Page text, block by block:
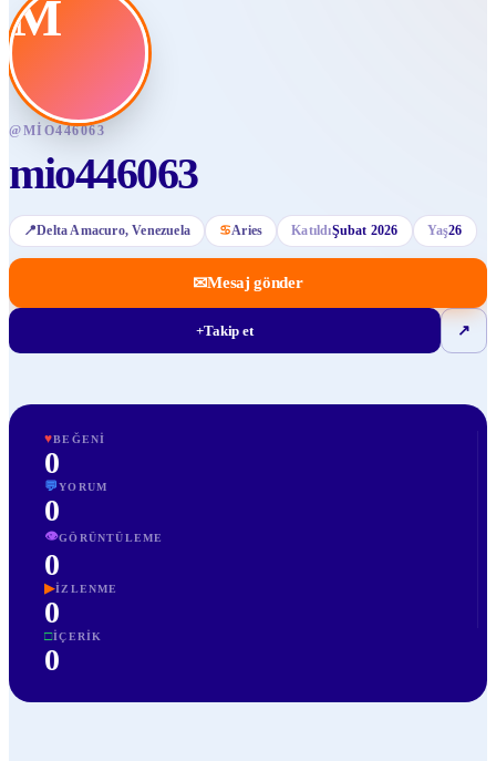
M
@MIO446063
mio446063
📍Delta Amacuro, Venezuela ♋Aries KatıldıŞubat 2026 Yaş26
✉Mesaj gönder
+Takip et ↗
♥BEĞENI
0
💬YORUM
0
👁GÖRÜNTÜLEME
0
▶İZLENME
0
□İÇERIK
0